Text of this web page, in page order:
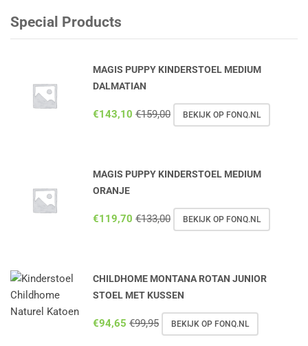
Special Products
MAGIS PUPPY KINDERSTOEL MEDIUM
DALMATIAN
€143,10 €159,00 BEKIJK OP FONQ.NL
MAGIS PUPPY KINDERSTOEL MEDIUM
ORANJE
€119,70 €133,00 BEKIJK OP FONQ.NL
CHILDHOME MONTANA ROTAN JUNIOR
STOEL MET KUSSEN
€94,65 €99,95 BEKIJK OP FONQ.NL